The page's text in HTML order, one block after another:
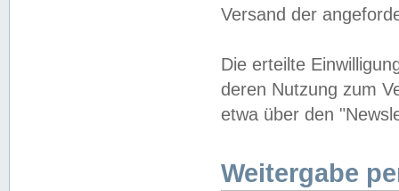
Versand der
Die erteilte
deren Nutzung zum
etwa über den
Weitergabe